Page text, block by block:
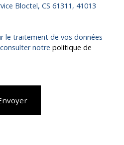
Bloctel, CS 61311, 41013
le traitement de vos données
notre politique de